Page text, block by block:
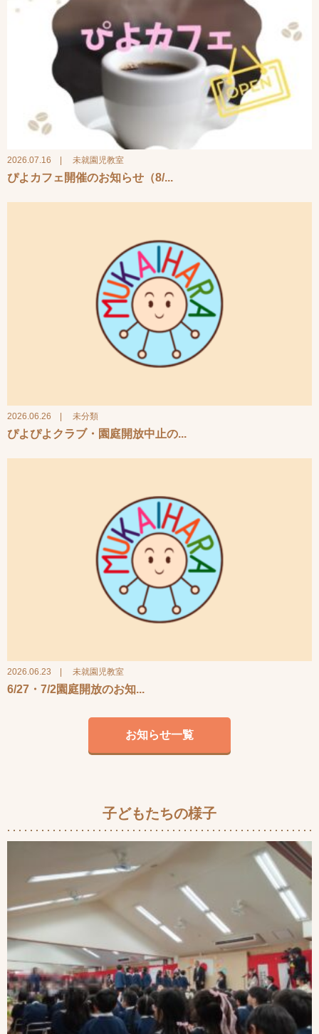
2026.07.16 未就園児教室
ぴよカフェ開催のお知らせ（8/...
2026.06.26 | 未分類
ぴよぴよクラブ・園庭開放中止の...
2026.06.23 未就園児教室
6/27・7/2園庭開放のお知...
お知らせ一覧
子どもたちの様子